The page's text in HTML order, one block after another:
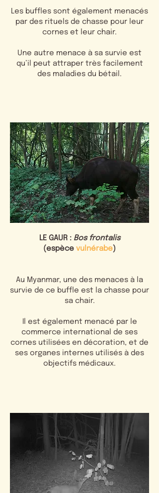
Les buffles sont également menacés
par des rituels de chasse pour leur
cornes et leur chair.
Une autre menace à sa survie est
qu’il peut attraper très facilement
des maladies du bétail.
LE GAUR : Bos frontalis
(espèce vulnérabe)
Au Myanmar, une des menaces à la
survie de ce buffle est la chasse pour
sa chair.
Il est également menacé par le
commerce international de ses
cornes utilisées en décoration, et de
ses organes internes utilisés à des
objectifs médicaux.